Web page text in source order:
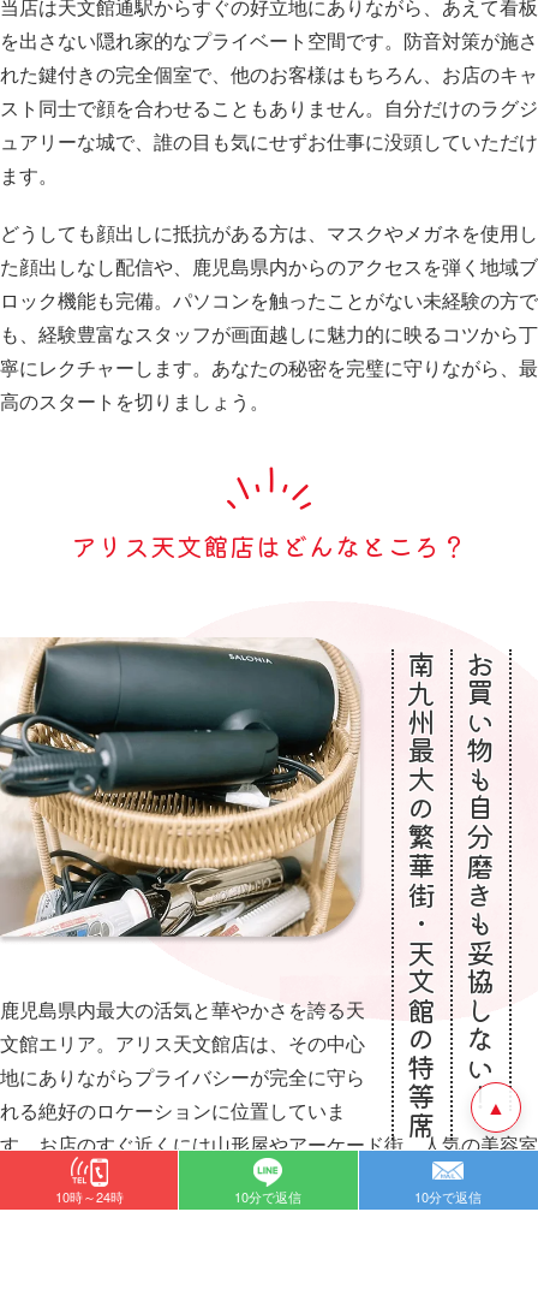
当店は天文館通駅からすぐの好立地にありながら、あえて看板
を出さない隠れ家的なプライベート空間です。防音対策が施さ
れた鍵付きの完全個室で、他のお客様はもちろん、お店のキャ
スト同士で顔を合わせることもありません。自分だけのラグジ
ュアリーな城で、誰の目も気にせずお仕事に没頭していただけ
ます。
どうしても顔出しに抵抗がある方は、マスクやメガネを使用し
た顔出しなし配信や、鹿児島県内からのアクセスを弾く地域ブ
ロック機能も完備。パソコンを触ったことがない未経験の方で
も、経験豊富なスタッフが画面越しに魅力的に映るコツから丁
寧にレクチャーします。あなたの秘密を完璧に守りながら、最
高のスタートを切りましょう。
アリス天文館店はどんなところ？
お買い物も自分磨きも妥協しない！
南九州最大の繁華街・天文館の特等席
鹿児島県内最大の活気と華やかさを誇る天
文館エリア。アリス天文館店は、その中心
地にありながらプライバシーが完全に守ら
れる絶好のロケーションに位置していま
す。お店のすぐ近くには山形屋やアーケード街、人気の美容室
やエステ、話題のカフェが密集しています。
▲
10時～24時 10分で返信 10分で返信